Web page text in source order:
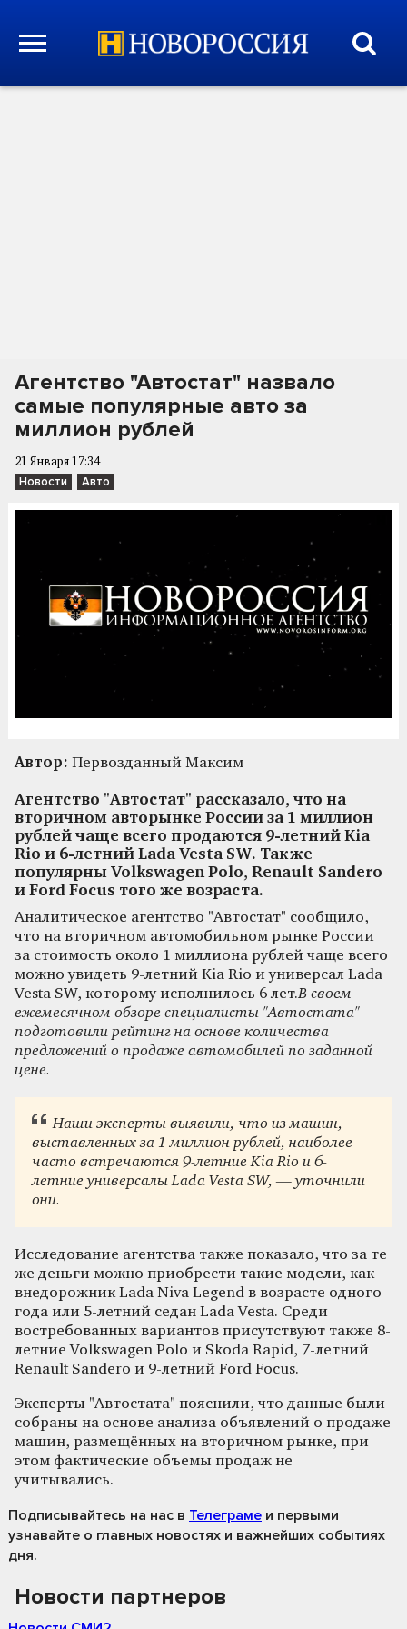
Агентство "Автостат" назвало
самые популярные авто за
миллион рублей
21 Января 17:34
Новости Авто
Автор: Первозданный Максим
Агентство "Автостат" рассказало, что на
вторичном авторынке России за 1 миллион
рублей чаще всего продаются 9-летний Kia
Rio и 6-летний Lada Vesta SW. Также
популярны Volkswagen Polo, Renault Sandero
и Ford Focus того же возраста.
Аналитическое агентство "Автостат" сообщило,
что на вторичном автомобильном рынке России
за стоимость около 1 миллиона рублей чаще всего
можно увидеть 9-летний Kia Rio и универсал Lada
Vesta SW, которому исполнилось 6 лет.В своем
ежемесячном обзоре специалисты "Автостата"
подготовили рейтинг на основе количества
предложений о продаже автомобилей по заданной
цене.
Наши эксперты выявили, что из машин,
выставленных за 1 миллион рублей, наиболее
часто встречаются 9-летние Kia Rio и 6-
летние универсалы Lada Vesta SW, — уточнили
они.
Исследование агентства также показало, что за те
же деньги можно приобрести такие модели, как
внедорожник Lada Niva Legend в возрасте одного
года или 5-летний седан Lada Vesta. Среди
востребованных вариантов присутствуют также 8-
летние Volkswagen Polo и Skoda Rapid, 7-летний
Renault Sandero и 9-летний Ford Focus.
Эксперты "Автостата" пояснили, что данные были
собраны на основе анализа объявлений о продаже
машин, размещённых на вторичном рынке, при
этом фактические объемы продаж не
учитывались.
Подписывайтесь на нас в Телеграме и первыми
узнавайте о главных новостях и важнейших событиях
дня.
Новости партнеров